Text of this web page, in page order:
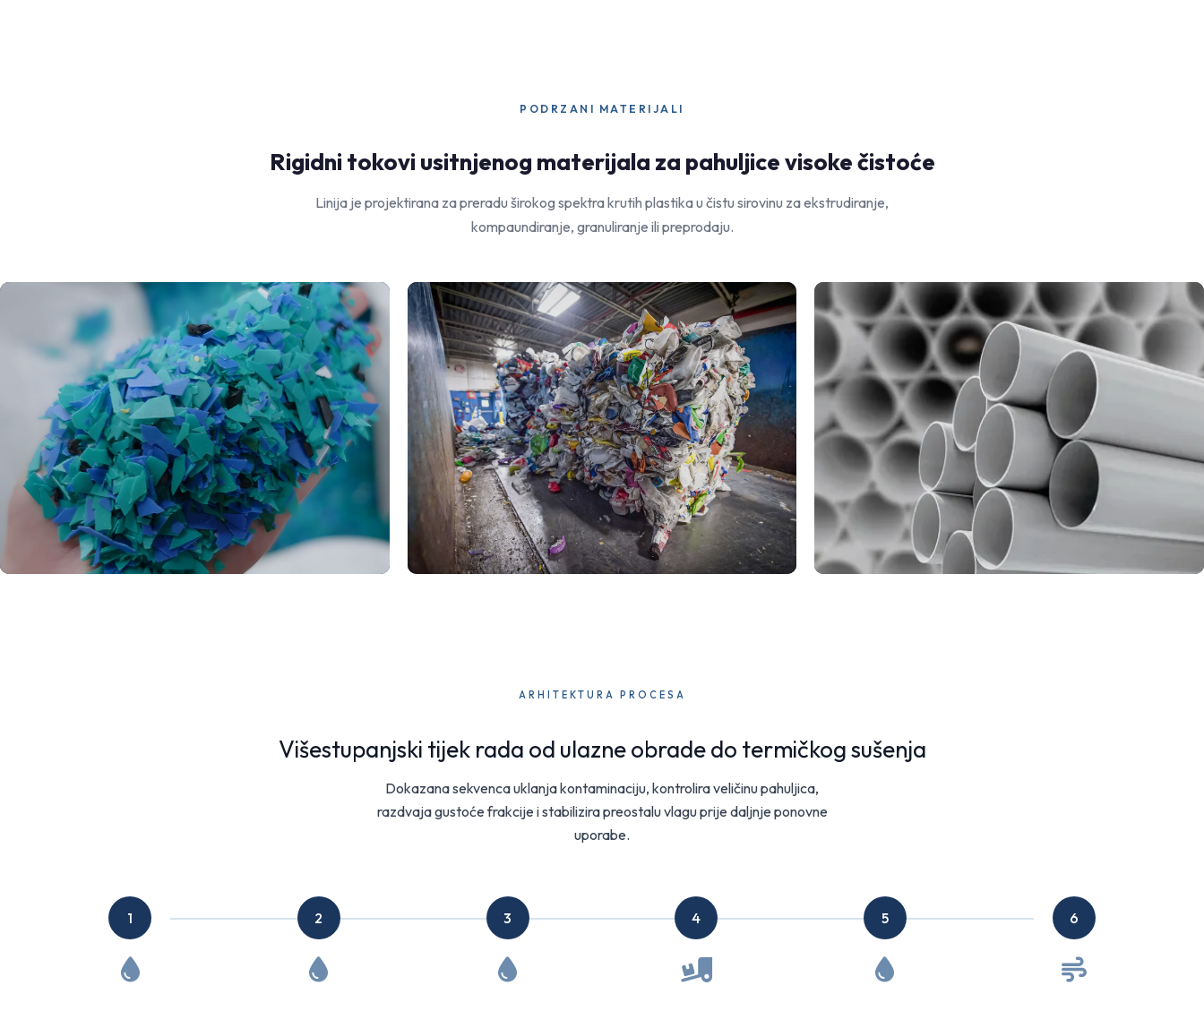
PODRZANI MATERIJALI
Rigidni tokovi usitnjenog materijala za pahuljice visoke čistoće
Linija je projektirana za preradu širokog spektra krutih plastika u čistu sirovinu za ekstrudiranje,
kompaundiranje, granuliranje ili preprodaju.
ARHITEKTURA PROCESA
Višestupanjski tijek rada od ulazne obrade do termičkog sušenja
Dokazana sekvenca uklanja kontaminaciju, kontrolira veličinu pahuljica,
razdvaja gustoće frakcije i stabilizira preostalu vlagu prije daljnje ponovne
uporabe.
1 2 3 4 5 6